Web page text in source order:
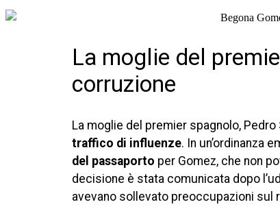
La moglie del
corruzione
La moglie del premier spagnolo, Pedro
traffico di influenze. In un’ordinanza
del passaporto per Gomez, che non
decisione è stata comunicata dopo
avevano sollevato preoccupazioni sul